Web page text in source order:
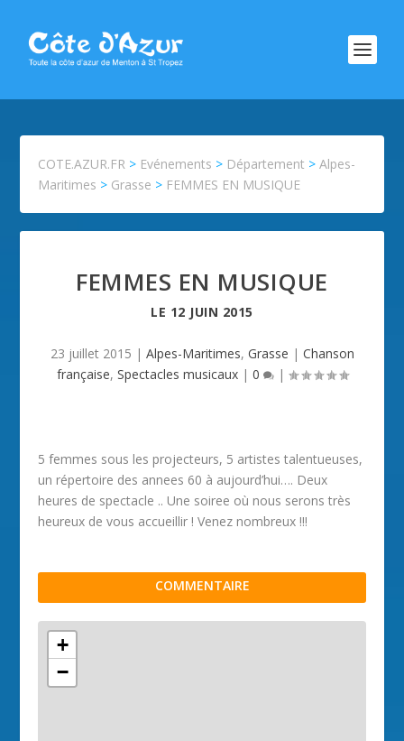
COTE.AZUR.FR > Evénements > Département >Alpes-
Maritimes > Grasse > FEMMES EN MUSIQUE
FEMMES EN MUSIQUE
LE 12 JUIN 2015
23 juillet 2015 | Alpes-Maritimes, Grasse | Chanson
française, Spectacles musicaux| 0 |
5 femmes sous les projecteurs, 5 artistes talentueuses,
un répertoire des annees 60 à aujourd’hui…. Deux
heures de spectacle .. Une soiree où nous serons très
heureux de vous accueillir ! Venez nombreux !!!
COMMENTAIRE
+
−